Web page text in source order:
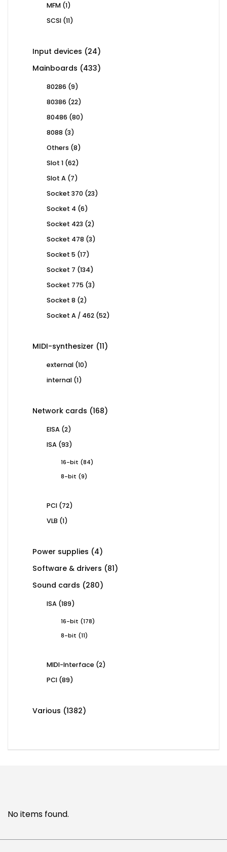
MFM 11
SCSI 1111
Input devices 2424
products
Mainboards 433433
80286 99
80386 2222
80486 8080
8088 33
Others 88
Slot 1 6262
Slot A 77
Socket 370 2323
Socket 4 66
Socket 423 22
Socket 478 33
Socket 5 1717
Socket 7 134134
Socket 775 33
Socket 8 22
Socket A / 462 5252
MIDI-synthesizer 1111
external 1010
internal 11
Network cards 168168
EISA 22
ISA 9393
16-bit 8484
8-bit
99
PCI 7272
VLB 11
Power supplies 44
products
Software & drivers 8181
Sound cards 280280
ISA 189189
16-bit 178178
8-bit
1111
MIDI-Interface 22
PCI 8989
Various 13821382
No items found.